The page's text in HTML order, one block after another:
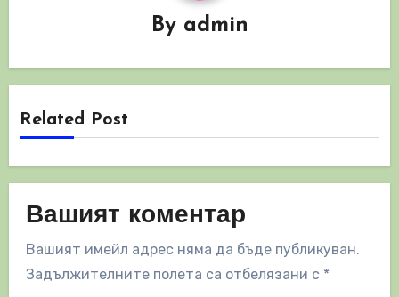
By admin
Related Post
Вашият коментар
Вашият имейл адрес няма да бъде публикуван.
Задължителните полета са отбелязани с *